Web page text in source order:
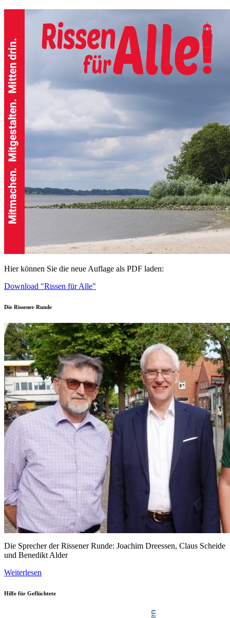
Hier können Sie die neue Auflage als PDF laden:
Download "Rissen für Alle"
Die Rissener Runde
Die Sprecher der Rissener Runde: Joachim Dreessen, Claus Scheide
und Benedikt Alder
Weiterlesen
Hilfe für Geflüchtete